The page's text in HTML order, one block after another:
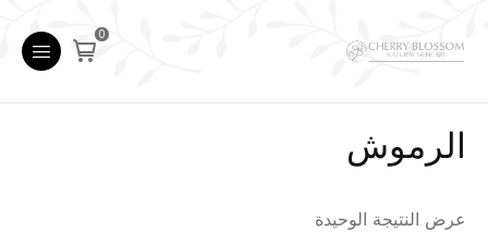
0
الرموش
عرض النتيجة الوحيدة